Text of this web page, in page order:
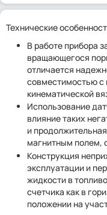
Технические
В работе прибора
вращающегося
отличается
совместимостью с
кинематической
Использование
влияние таких
и
магнитным полем,
Конструкция
эксплуатации и
жидкости в
счетчика как в
положении на